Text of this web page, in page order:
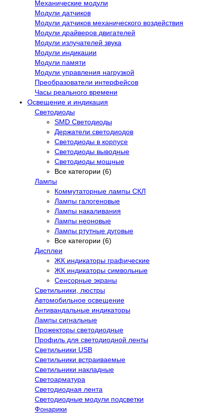
Механические модули
Модули датчиков
Модули датчиков механического воздействия
Модули драйверов двигателей
Модули излучателей звука
Модули индикации
Модули памяти
Модули управления нагрузкой
Преобразователи интерфейсов
Часы реального времени
Освещение и индикация
Светодиоды
SMD Светодиоды
Держатели светодиодов
Светодиоды в корпусе
Светодиоды выводные
Светодиоды мощные
Все категории (6)
Лампы
Коммутаторные лампы СКЛ
Лампы галогеновые
Лампы накаливания
Лампы неоновые
Лампы ртутные дуговые
Все категории (6)
Дисплеи
ЖК индикаторы графические
ЖК индикаторы символьные
Сенсорные экраны
Cветильники, люстры
Автомобильное освещение
Антивандальные индикаторы
Лампы сигнальные
Прожекторы светодиодные
Профиль для светодиодной ленты
Светильники USB
Светильники встраиваемые
Светильники накладные
Светоарматура
Светодиодная лента
Светодиодные модули подсветки
Фонарики